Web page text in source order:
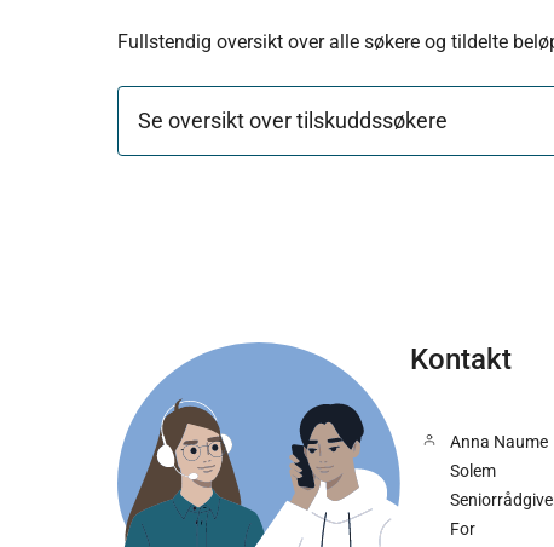
Fullstendig oversikt over alle søkere og tildelte
Se oversikt over tilskuddssøkere
Kontakt
Anna Naume
Solem
For